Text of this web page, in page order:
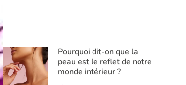
Pourquoi dit-on que la
peau est le reflet de notre
monde intérieur ?